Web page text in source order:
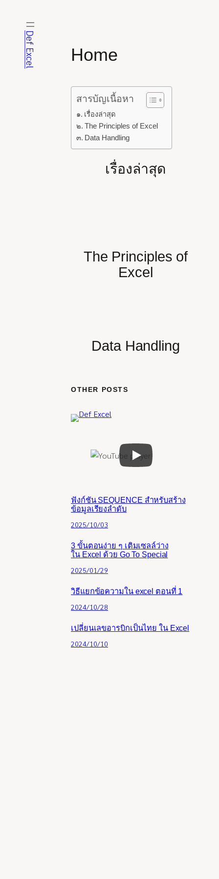
Def Excel Home
สารบัญเนื้อหา
เรื่องล่าสุด
The Principles of Excel
Data Handling
เรื่องล่าสุด
The Principles of
Excel
Data Handling
OTHER POSTS
ฟังก์ชัน SEQUENCE สำหรับสร้าง
ข้อมูลเรียงลำดับ
2025/10/03
3 ขั้นตอนง่าย ๆ เติมเซลล์ว่าง
ใน Excel ด้วย Go To Special
2025/01/29
วิธีแยกข้อความใน excel ตอนที่ 1
2024/10/28
เปลี่ยนเลขอารบิกเป็นไทย ใน Excel
2024/10/10